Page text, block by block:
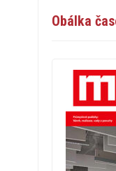
Obálka